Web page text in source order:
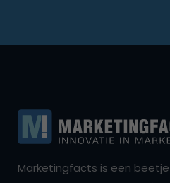
Marketingfacts is een